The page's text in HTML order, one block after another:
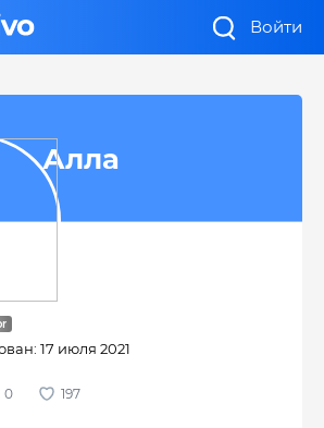
Войти
Алла
17 июля 2021
0 197